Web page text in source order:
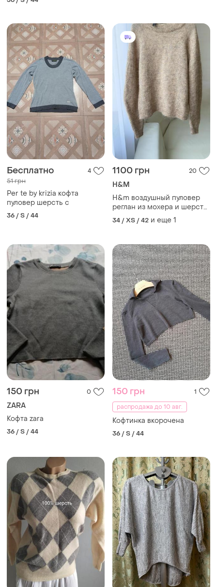
камнями от бренда janina s
Бесплатно 4
51 грн
Per te by krizia кофта
пуловер шерсть с
36 / S / 44
1100 грн 20
H&M
H&m воздушный пуловер
реглан из мохера и шерсти
легкий пуловер мохер blend
34 / XS / 42 и еще 1
150 грн 0
ZARA
Кофта zara
36 / S / 44
150 грн
1
распродажа до 10 авг.
Кофтинка вкорочена
36 / S / 44